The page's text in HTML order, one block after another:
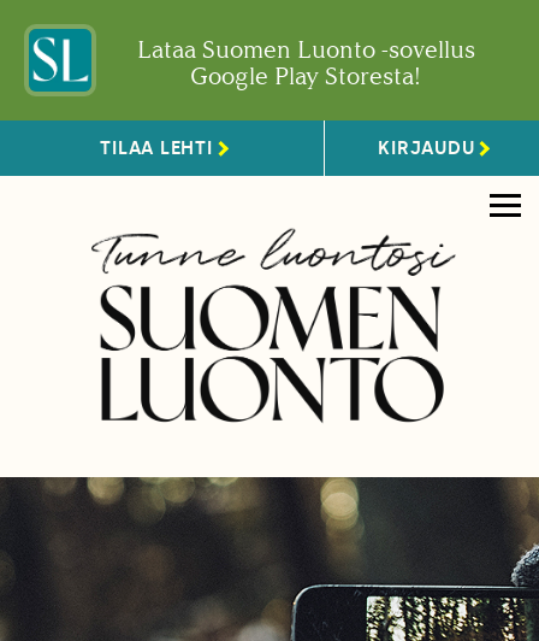
Lataa Suomen Luonto -sovellus
Google Play Storesta!
TILAA LEHTI KIRJAUDU